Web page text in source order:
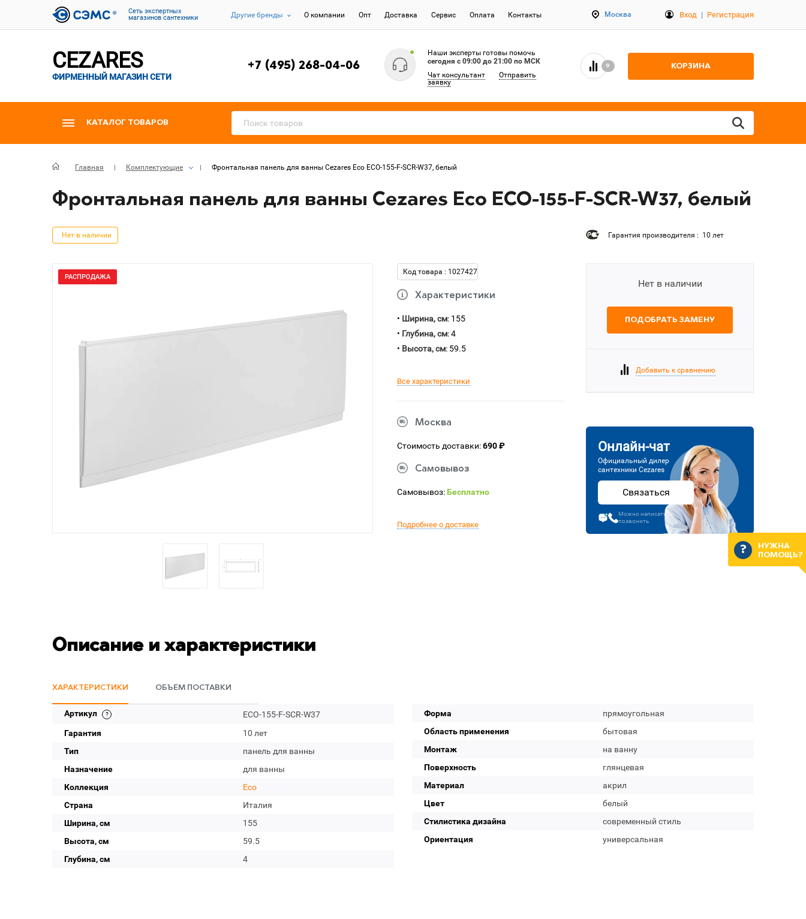
Cеть экспертных
магазинов сантехники
Другие бренды О компании Опт Доставка Сервис Оплата Контакты Москва Вход | Регистрация
CEZARES
ФИРМЕННЫЙ МАГАЗИН СЕТИ
+7 (495) 268-04-06
Наши эксперты готовы помочь
сегодня c 09:00 до 21:00 по МСК
Чат консультант
Отправить
заявку
0 КОРЗИНА
КАТАЛОГ ТОВАРОВ
Главная Комплектующие Фронтальная панель для ванны Cezares Eco ECO-155-F-SCR-W37, белый
Фронтальная панель для ванны Cezares Eco ECO-155-F-SCR-W37, белый
Нет в наличии Гарантия производителя : 10 лет
РАСПРОДАЖА
Код товара : 1027427
Характеристики
• Ширина, см: 155
• Глубина, см: 4
• Высота, см: 59.5
Все характеристики
Москва
Стоимость доставки:690 ₽
Самовывоз
Самовывоз:Бесплатно
Подробнее о доставке
Нет в наличии
ПОДОБРАТЬ ЗАМЕНУ
Добавить к сравнению
Онлайн-чат
Официальный дилер
сантехники Cezares
Связаться
Можно написать или
позвонить
Описание и характеристики
ХАРАКТЕРИСТИКИ ОБЪЕМ ПОСТАВКИ
Артикул
ECO-155-F-SCR-W37
Гарантия
10 лет
Тип
панель для ванны
Назначение
для ванны
Коллекция
Eco
Страна
Италия
Ширина, см
155
Высота, см
59.5
Глубина, см
4
Форма
прямоугольная
Область применения
бытовая
Монтаж
на ванну
Поверхность
глянцевая
Материал
акрил
Цвет
белый
Стилистика дизайна
современный стиль
Ориентация
универсальная
НУЖНА
ПОМОЩЬ?